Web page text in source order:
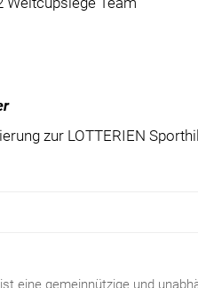
zur LOTTERIEN
eine gemeinnützige und